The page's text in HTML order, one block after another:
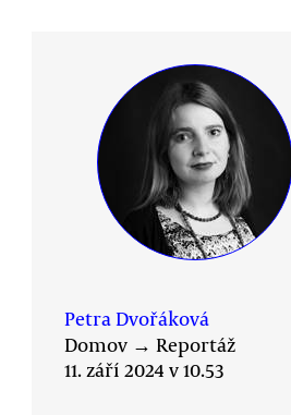
Petra Dvořáková
Domov → Reportáž
11. září 2024 v 10.53